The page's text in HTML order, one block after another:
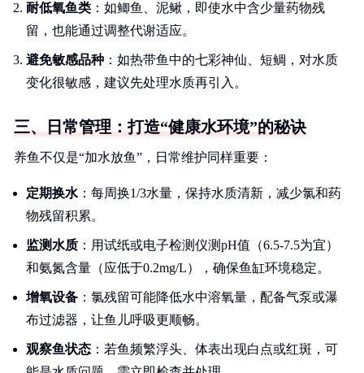
耐低氧鱼类 ：如鲫鱼、泥鳅，即使水中含少量药物残
留，也能通过调整代谢适应。
避免敏感品种 ：如热带鱼中的七彩神仙、短鲷，对水质
变化很敏感，建议先处理水质再引入。
三、日常管理：打造“健康水环境”的秘诀
养鱼不仅是“加水放鱼”，日常维护同样重要：
定期换水 ：每周换1/3水量，保持水质清新，减少氯和药
物残留积累。
监测水质 ：用试纸或电子检测仪测pH值（6.5-7.5为宜）
和氨氮含量（应低于0.2mg/L），确保鱼缸环境稳定。
增氧设备 ：氯残留可能降低水中溶氧量，配备气泵或瀑
布过滤器，让鱼儿呼吸更顺畅。
观察鱼状态 ：若鱼频繁浮头、体表出现白点或红斑，可